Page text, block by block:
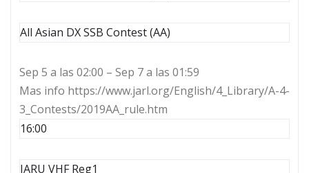
All Asian DX SSB Contest (AA)
Sep 5 a las 02:00 – Sep 7 a las 01:59
Mas info https://www.jarl.org/English/4_Library/A-4-
3_Contests/2019AA_rule.htm
16:00
IARU VHF Reg1